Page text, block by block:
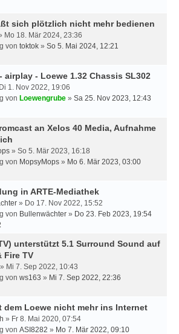
sich plötzlich nicht mehr bedienen
Mo 18. Mär 2024, 23:36
von toktok » So 5. Mai 2024, 12:21
airplay - Loewe 1.32 Chassis SL302
1. Nov 2022, 19:06
von Loewengrube » Sa 25. Nov 2023, 12:43
an Xelos 40 Media, Aufnahme
» So 5. Mär 2023, 16:18
von MopsyMops » Mo 6. Mär 2023, 03:00
in ARTE-Mediathek
» Do 17. Nov 2022, 15:52
von Bullenwächter » Do 23. Feb 2023, 19:54
unterstützt 5.1 Surround Sound auf
Fire TV
Mi 7. Sep 2022, 10:43
von ws163 » Mi 7. Sep 2022, 22:36
dem Loewe nicht mehr ins Internet
» Fr 8. Mai 2020, 07:54
von ASI8282 » Mo 7. Mär 2022, 09:10